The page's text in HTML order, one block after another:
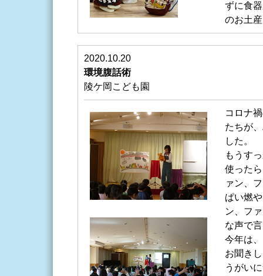
ずに食
のお土
2020.10.20
環境腹話術
陵ケ岡こども園
コロナ
たちが
した。
もうす
使った
ァン、
ぱい燃
ン、フ
な声で
今年は
お聞き
うがい